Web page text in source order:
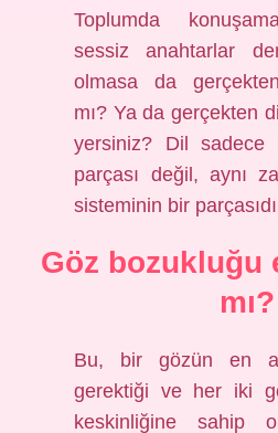
Toplumda
sessiz anahtarlar
olmasa da
mı? Ya da gerçekten
yersiniz? Dil sadece
parçası değil, aynı
sisteminin bir
Göz bozukluğu
mı?
Bu, bir gözün en
gerektiği ve her iki
keskinliğine sahip